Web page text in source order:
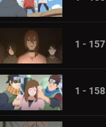
1 - 157
1 - 158